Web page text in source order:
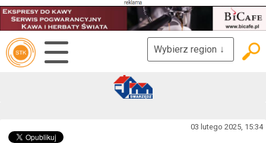
Wybierz region ↓
03 lutego 2025, 15:34